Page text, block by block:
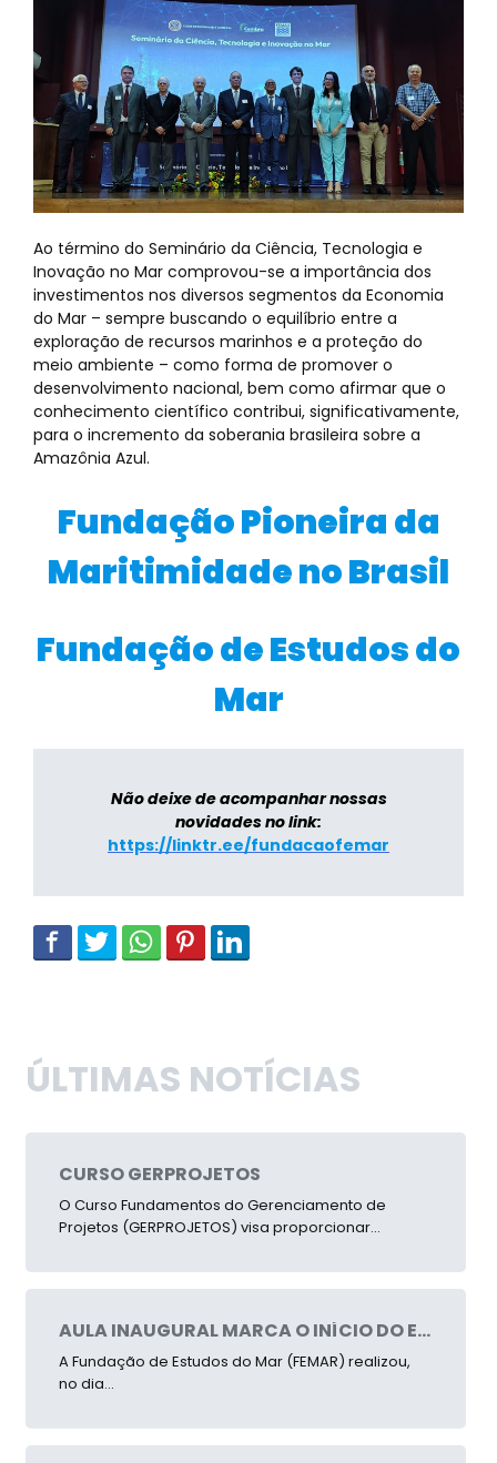
Ao término do Seminário da Ciência, Tecnologia e
Inovação no Mar comprovou-se a importância dos
investimentos nos diversos segmentos da Economia
do Mar – sempre buscando o equilíbrio entre a
exploração de recursos marinhos e a proteção do
meio ambiente – como forma de promover o
desenvolvimento nacional, bem como afirmar que o
conhecimento científico contribui, significativamente,
para o incremento da soberania brasileira sobre a
Amazônia Azul.
Fundação Pioneira da
Maritimidade no Brasil
Fundação de Estudos do
Mar
Não deixe de acompanhar nossas
novidades no link:
https://linktr.ee/fundacaofemar
ÚLTIMAS NOTÍCIAS
CURSO GERPROJETOS
O Curso Fundamentos do Gerenciamento de
Projetos (GERPROJETOS) visa proporcionar...
AULA INAUGURAL MARCA O INÍCIO DO ESMAR 2026 – FEMAR
A Fundação de Estudos do Mar (FEMAR) realizou,
no dia...